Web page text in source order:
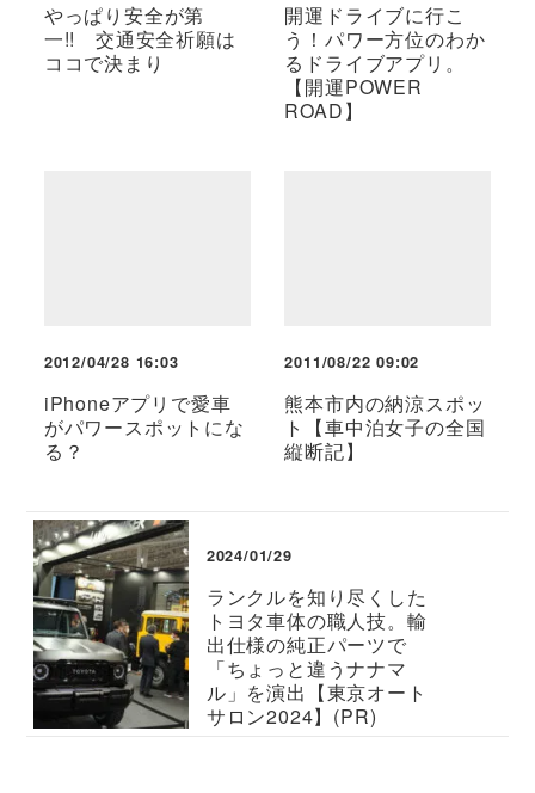
やっぱり安全が第
一!! 交通安全祈願は
ココで決まり
開運ドライブに行こ
う！パワー方位のわか
るドライブアプリ。
【開運POWER
ROAD】
2012/04/28 16:03
iPhoneアプリで愛車
がパワースポットにな
る？
2011/08/22 09:02
熊本市内の納涼スポッ
ト【車中泊女子の全国
縦断記】
2024/01/29
ランクルを知り尽くした
トヨタ車体の職人技。輸
出仕様の純正パーツで
「ちょっと違うナナマ
ル」を演出【東京オート
サロン2024】(PR)